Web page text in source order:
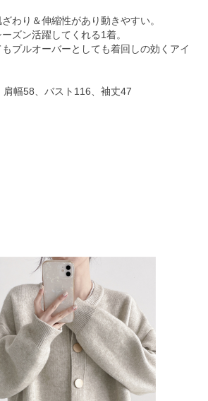
わり＆伸縮性があり動きやすい。
ズン活躍してくれる1着。
もプルオーバーとしても着回しの効くアイ
幅58、バスト116、袖丈47